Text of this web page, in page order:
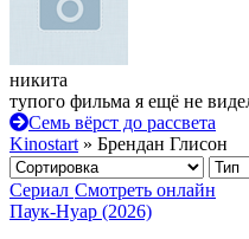
никита
тупого фильма я ещё не
Семь вёрст до рассвета
Kinostart » Брендан Глисон
Сериал Смотреть онлайн
Паук-Нуар (2026)